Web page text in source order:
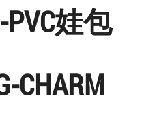
PVC娃包
CHARM